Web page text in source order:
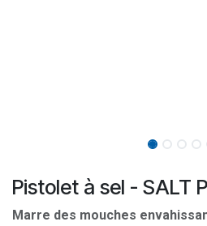
Pistolet à sel - SALT
Marre des mouches